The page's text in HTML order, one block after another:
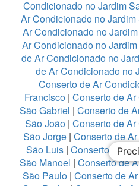
Condicionado no Jardim
Ar Condicionado no
Ar Condicionado no
Ar Condicionado no
de Ar Condicionado no
de Ar Condicionado no
Conserto de Ar
Francisco | Conserto de
São Gabriel | Conserto de
São João| Conserto de
São Jorge | Conserto de
São Luis | Conserto de Ar
São Manoel | Conserto de
São Paulo | Conserto de